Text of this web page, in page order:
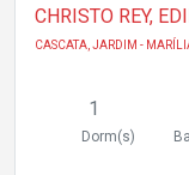
CHRISTO REY,
CASCATA, JARDIM -
1
Dorm(s)